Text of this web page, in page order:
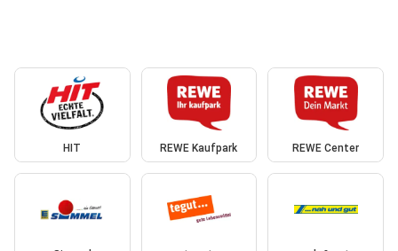
HIT REWE Kaufpark REWE Center